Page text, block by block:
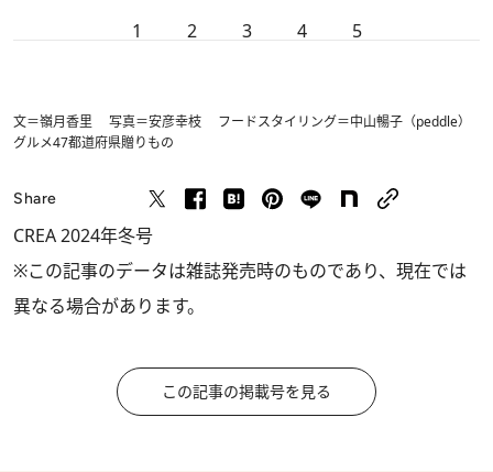
1 2 3 4 5
文＝嶺月香里 写真＝安彦幸枝 フードスタイリング＝中山暢子（peddle）
グルメ47都道府県贈りもの
Share
CREA 2024年冬号
※この記事のデータは雑誌発売時のものであり、現在では
異なる場合があります。
この記事の掲載号を見る